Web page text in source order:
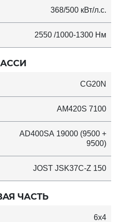
368/500 кВт/л.с.
2550 /1000-1300 Нм
CG20N
AM420S 7100
AD400SA 19000 (9500 +
9500)
JOST JSK37C-Z 150
ЧАСТЬ
6х4